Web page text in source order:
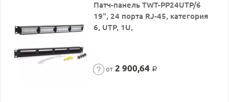
Патч-панель TWT-PP24UTP/6
19", 24 порта RJ-45, категория
6, UTP, 1U,
от 2 900,64 Р